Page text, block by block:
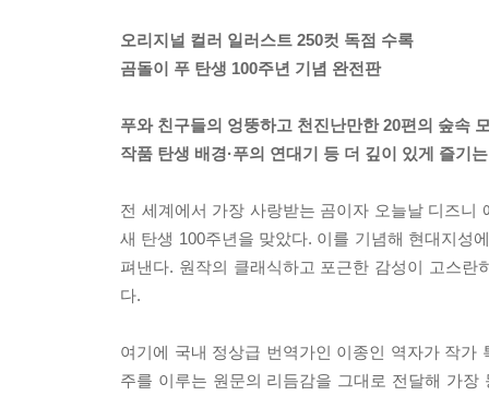
오리지널 컬러 일러스트 250컷 독점 수록
곰돌이 푸 탄생 100주년 기념 완전판
푸와 친구들의 엉뚱하고 천진난만한 20편의 숲속
작품 탄생 배경·푸의 연대기 등 더 깊이 있게 즐기
전 세계에서 가장 사랑받는 곰이자 오늘날 디즈
새 탄생 100주년을 맞았다. 이를 기념해 현대지성
펴낸다. 원작의 클래식하고 포근한 감성이 고스
다.
여기에 국내 정상급 번역가인 이종인 역자가 작
주를 이루는 원문의 리듬감을 그대로 전달해 가